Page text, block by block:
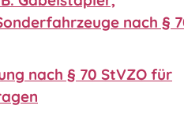
nach §
nach § 70 StVZO für